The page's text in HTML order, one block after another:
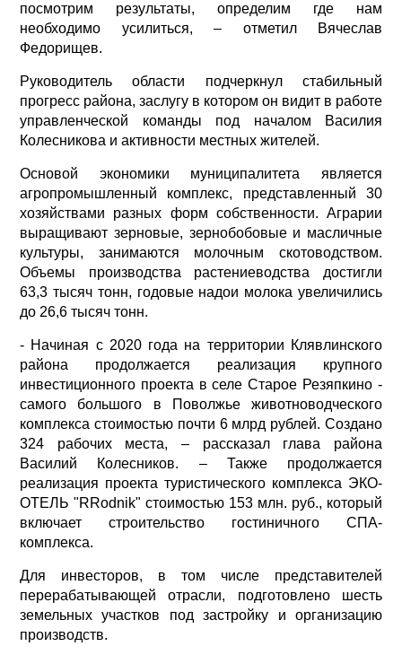
посмотрим результаты, определим где нам
необходимо усилиться, – отметил Вячеслав
Федорищев.
Руководитель области подчеркнул стабильный
прогресс района, заслугу в котором он видит в работе
управленческой команды под началом Василия
Колесникова и активности местных жителей.
Основой экономики муниципалитета является
агропромышленный комплекс, представленный 30
хозяйствами разных форм собственности. Аграрии
выращивают зерновые, зернобобовые и масличные
культуры, занимаются молочным скотоводством.
Объемы производства растениеводства достигли
63,3 тысяч тонн, годовые надои молока увеличились
до 26,6 тысяч тонн.
- Начиная с 2020 года на территории Клявлинского
района продолжается реализация крупного
инвестиционного проекта в селе Старое Резяпкино -
самого большого в Поволжье животноводческого
комплекса стоимостью почти 6 млрд рублей. Создано
324 рабочих места, – рассказал глава района
Василий Колесников. – Также продолжается
реализация проекта туристического комплекса ЭКО-
ОТЕЛЬ "RRodnik" стоимостью 153 млн. руб., который
включает строительство гостиничного СПА-
комплекса.
Для инвесторов, в том числе представителей
перерабатывающей отрасли, подготовлено шесть
земельных участков под застройку и организацию
производств.